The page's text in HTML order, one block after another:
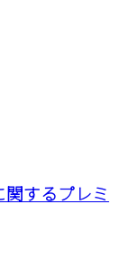
するプレミ